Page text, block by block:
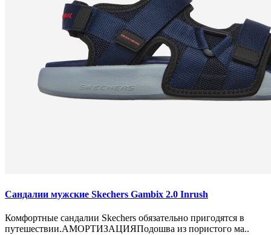
Сандалии мужские Skechers Gambix 2.0 Inrush
Комфортные сандалии Skechers обязательно пригодятся в
путешествии.АМОРТИЗАЦИЯПодошва из пористого ма..